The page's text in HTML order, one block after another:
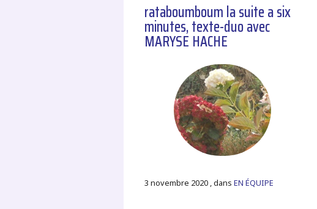
rataboumboum la suite a six
minutes, texte-duo avec
MARYSE HACHE
3 novembre 2020 , dans EN ÉQUIPE